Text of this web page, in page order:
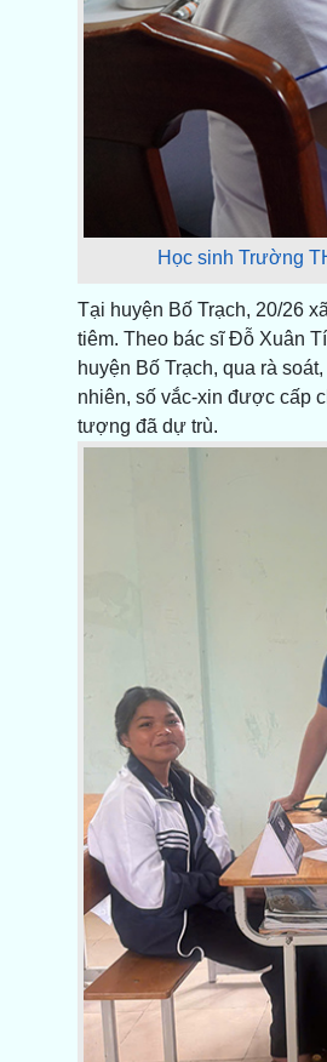
Học sinh Trường
Tại huyện Bố Trạch, 20/26
tiêm. Theo bác sĩ Đỗ Xuân
huyện Bố Trạch, qua rà
nhiên, số vắc-xin được cấp
tượng đã dự trù.